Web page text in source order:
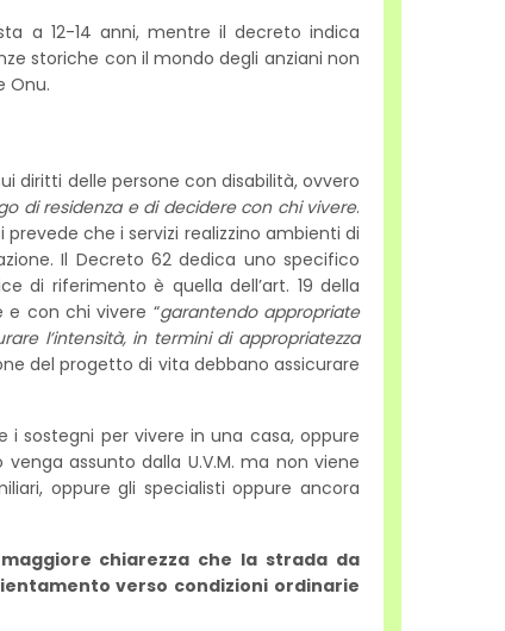
a 12-14 anni, mentre il decreto indica
storiche con il mondo degli anziani non
Onu.
diritti delle persone con disabilità, ovvero
di residenza e di decidere con chi vivere.
che i servizi realizzino ambienti di
Il Decreto 62 dedica uno specifico
di riferimento è quella dell’art. 19 della
e con chi vivere “garantendo appropriate
l’intensità, in termini di appropriatezza
del progetto di vita debbano assicurare
sostegni per vivere in una casa, oppure
assunto dalla U.V.M. ma non viene
oppure gli specialisti oppure ancora
chiarezza che la strada da
verso condizioni ordinarie